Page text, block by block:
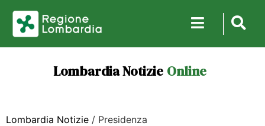
Lombardia Notizie Online
Lombardia Notizie / Presidenza